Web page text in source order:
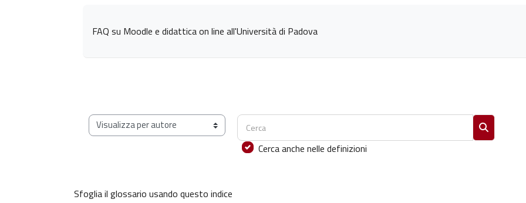
FAQ su Moodle e didattica on line all'Università di Padova
Sfoglia il glossario usando questo indice
Cerca
Cerca
Cerca anche nelle definizioni
Sfoglia il glossario usando questo indice